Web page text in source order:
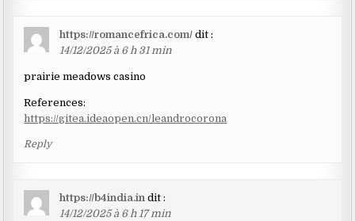
https://romancefrica.com/ dit :
14/12/2025 à 6 h 31 min
prairie meadows casino
References:
https://gitea.ideaopen.cn/leandrocorona
Reply
https://b4india.in dit :
14/12/2025 à 6 h 17 min